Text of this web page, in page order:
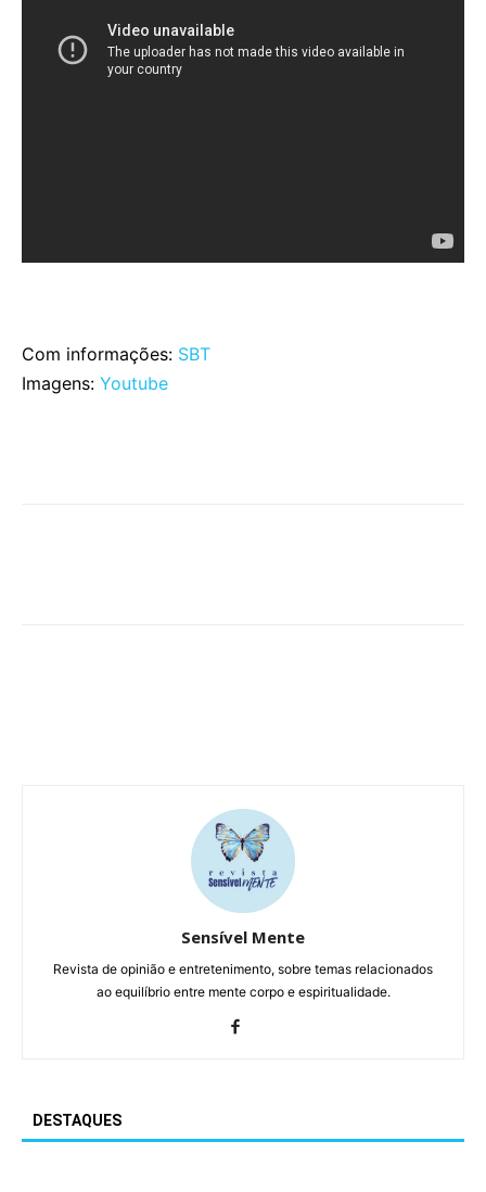
Com informações: SBT
Imagens: Youtube
Sensível Mente
Revista de opinião e entretenimento, sobre temas relacionados
ao equilíbrio entre mente corpo e espiritualidade.
DESTAQUES